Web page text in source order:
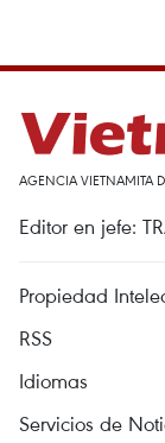
AGENCIA VIETNAMITA
Editor en jefe:
Propiedad
RSS
Idiomas
Servicios de